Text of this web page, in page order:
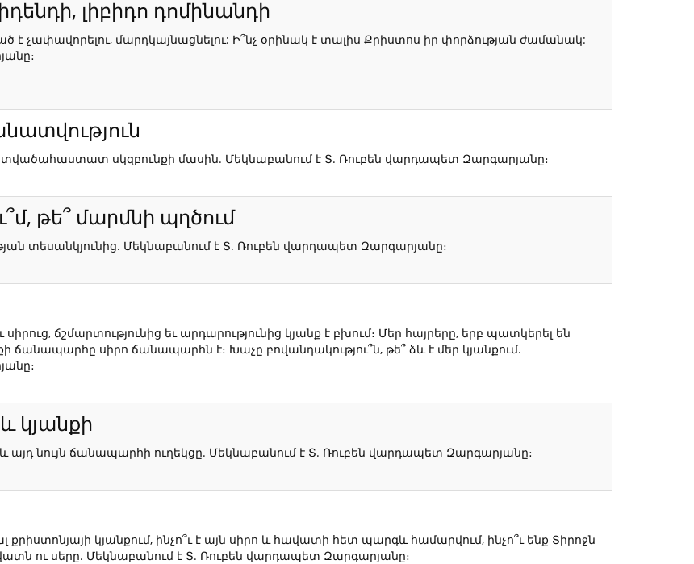
լիբիդո դոմինանդի
է չափավորելու, մարդկայնացնելու: Ի՞նչ օրինակ է տալիս Քրիստոս իր փորձության ժամանակ:
սկզբունքի մասին. Մեկնաբանում է Տ. Ռուբեն վարդապետ Զարգարյանը։
թե՞ մարմնի պղծում
տեսանկյունից. Մեկնաբանում է Տ. Ռուբեն վարդապետ Զարգարյանը։
ճշմարտությունից եւ արդարությունից կյանք է բխում։ Մեր հայրերը, երբ պատկերել են
ճանապարհը սիրո ճանապարհն է։ Խաչը բովանդակությու՞ն, թե՞ ձև է մեր կյանքում.
կյանքի
նույն ճանապարհի ուղեկցը. Մեկնաբանում է Տ. Ռուբեն վարդապետ Զարգարյանը։
քրիստոնյայի կյանքում, ինչո՞ւ է այն սիրո և հավատի հետ պարգև համարվում, ինչո՞ւ ենք Տիրոջն
ու սերը. Մեկնաբանում է Տ. Ռուբեն վարդապետ Զարգարյանը։